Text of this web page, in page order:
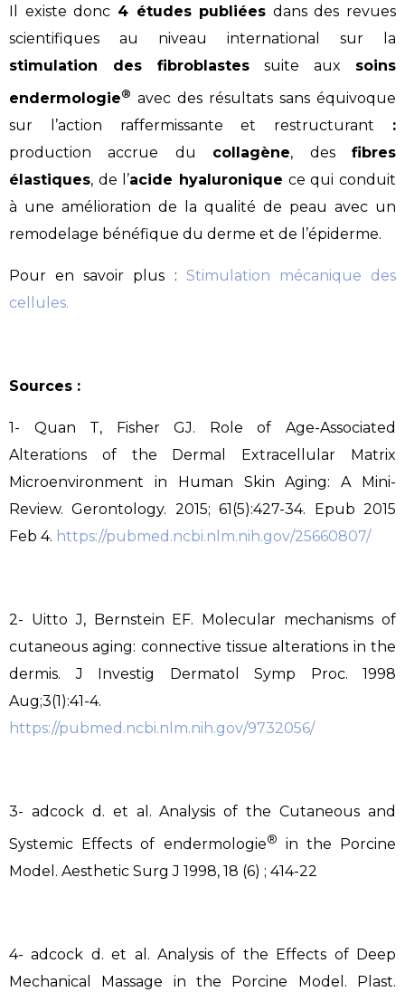
Il existe donc 4 études publiées dans des revues
scientifiques au niveau international sur la
stimulation des fibroblastessuite aux soins
endermologie® avec des résultats sans équivoque
sur l’action raffermissante et restructurant :
production accrue du collagène, desfibres
élastiques, de l’acide hyaluronique ce qui conduit
à une amélioration de la qualité de peau avec un
remodelage bénéfique du derme et de l’épiderme.
Pour en savoir plus : Stimulation mécanique des
cellules.
Sources :
1- Quan T, Fisher GJ. Role of Age-Associated
Alterations of the Dermal Extracellular Matrix
Microenvironment in Human Skin Aging: A Mini-
Review. Gerontology. 2015; 61(5):427-34. Epub 2015
Feb 4. https://pubmed.ncbi.nlm.nih.gov/25660807/
2- Uitto J, Bernstein EF. Molecular mechanisms of
cutaneous aging: connective tissue alterations in the
dermis. J Investig Dermatol Symp Proc. 1998
Aug;3(1):41-4.
https://pubmed.ncbi.nlm.nih.gov/9732056/
3- adcock d. et al. Analysis of the Cutaneous and
Systemic Effects of endermologie®
in the Porcine
Model. Aesthetic Surg J 1998, 18 (6) ; 414-22
4- adcock d. et al. Analysis of the Effects of Deep
Mechanical Massage in the Porcine Model. Plast.